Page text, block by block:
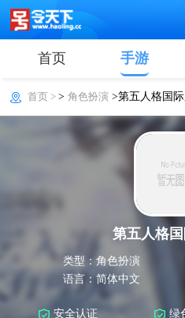
首页 手游
首页 >>角色扮演 >第五人格国
第五人格
类型：角色扮演
语言：简体中文
安全认证 绿